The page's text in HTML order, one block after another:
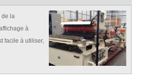
de la
à
facile à utiliser,